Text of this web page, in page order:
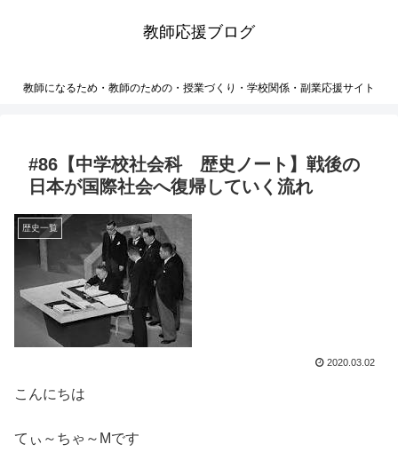
教師応援ブログ
教師になるため・教師のための・授業づくり・学校関係・副業応援サイト
#86【中学校社会科 歴史ノート】戦後の
日本が国際社会へ復帰していく流れ
歴史一覧
2020.03.02
こんにちは
てぃ～ちゃ～Mです